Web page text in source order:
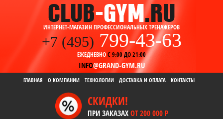
ИНТЕРНЕТ-МАГАЗИН ПРОФЕССИОНАЛЬНЫХ ТРЕНАЖЕРОВ
+7 (495) 799-43-63
ЕЖЕДНЕВНОС 9:00 ДО 21:00
INFO@GRAND-GYM.RU
ГЛАВНАЯ О КОМПАНИИ ТЕХНОЛОГИИ ДОСТАВКА И ОПЛАТА КОНТАКТЫ
СКИДКИ!
ПРИ ЗАКАЗАХ ОТ 200 000 Р